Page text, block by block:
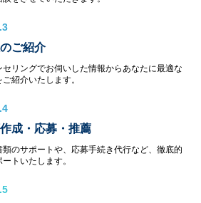
ご紹介
セリングでお伺いした情報からあなたに最適な
紹介いたします。
成・応募・推薦
類のサポートや、応募手続き代行など、徹底的
ートいたします。